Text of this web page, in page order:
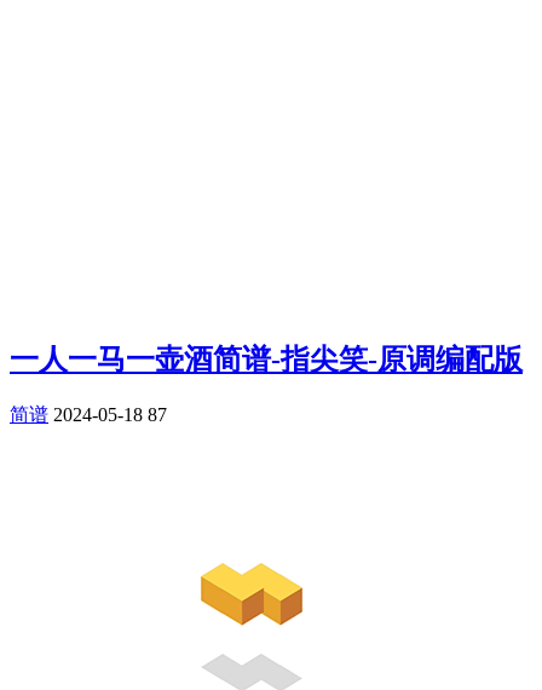
一人一马一壶酒简谱-指尖笑-原调编配版
简谱 2024-05-18 87